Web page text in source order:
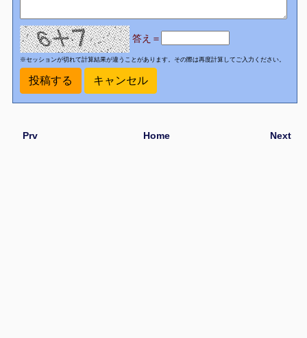
答え＝
※セッションが切れて計算結果が違うことがあります。その際は再度計算してご入力ください。
Prv Next
Home